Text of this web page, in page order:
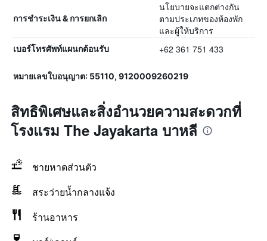
การชำระเงิน & การยกเลิก
นโยบายจะแตกต่างกัน
ตามประเภทของห้องพัก
และผู้ให้บริการ
เบอร์โทรศัพท์แผนกต้อนรับ +62 361 751 433
หมายเลขใบอนุญาต: 55110, 9120009260219
สิทธิพิเศษและสิ่งอำนวยความสะดวกที่
โรงแรม The Jayakarta บาหลี
ชายหาดส่วนตัว
สระว่ายน้ำกลางแจ้ง
ร้านอาหาร